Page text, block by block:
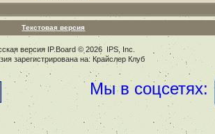
Текстовая версия
версия IP.Board© 2026 IPS, Inc
зарегистрирована на: Крайслер Клуб
Мы в соцсетях: